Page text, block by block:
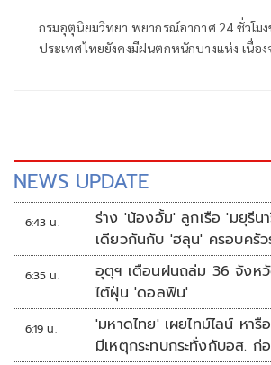
กรมอุตุนิยมวิทยา พยากรณ์อากาศ 24 ชั่วโมง
ประเทศไทยยังคงมีฝนตกหนักบางแห่ง เนื่อง
NEWS UPDATE
6:43 น.
ร่าง 'น้องอั้ม' ลูกเรือ 'มยุรีนารี' ถึงบ้าน
เดียวกันกับ 'ฮลุน' ครอบครัว
เป็นทหารเรือ
6:35 น.
อุตุฯ เตือนฝนถล่ม 36 จังห
ไต้ฝุ่น 'ดอลฟิน'
6:19 น.
'มหาดไทย' เผยไทม์ไลน์ หา
มีเหตุกระทบกระทั่งกับอส.